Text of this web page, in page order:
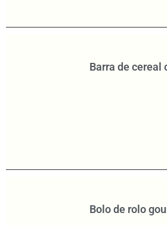
Barra de cereal
Bolo de rolo